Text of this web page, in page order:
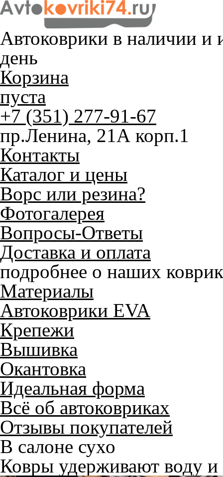
Автоковрики в наличии и
день
Корзина
пуста
+7 (351) 277-91-67
пр.Ленина, 21А корп.1
Контакты
Каталог и цены
Ворс или резина?
Фотогалерея
Вопросы-Ответы
Доставка и оплата
подробнее о наших
Материалы
Автоковрики EVA
Крепежи
Вышивка
Окантовка
Идеальная форма
Всё об автоковриках
Отзывы покупателей
В салоне сухо
Ковры удерживают воду и